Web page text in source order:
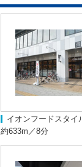
イオンフードスタイ
約633m／8分